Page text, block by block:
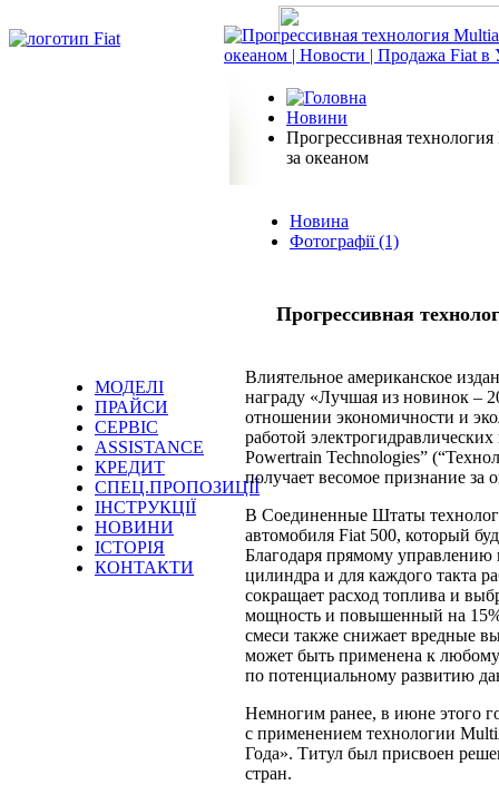
МОДЕЛІ
ПРАЙСИ
СЕРВІС
ASSISTANCE
КРЕДИТ
СПЕЦ.ПРОПОЗИЦІЇ
ІНСТРУКЦІЇ
НОВИНИ
ІСТОРІЯ
КОНТАКТИ
Новини
Прогрессивная
за океаном
Новина
Фотографії (1)
Прогрессивная
Влиятельное американское
награду «Лучшая из новинок –
отношении экономичности и
работой
Powertrain Technologies”
получает весомое признание
В Соединенные Штаты
автомобиля Fiat 500, который
Благодаря прямому управлению
цилиндра и для каждого такта
сокращает расход топлива и
мощность и повышенный на
смеси также снижает вредные
может быть применена к
по потенциальному развитию
Немногим ранее, в июне этого
с применением технологии
Года». Титул был присвоен
стран.